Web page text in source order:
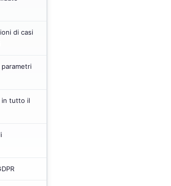
di casi
in tutto il